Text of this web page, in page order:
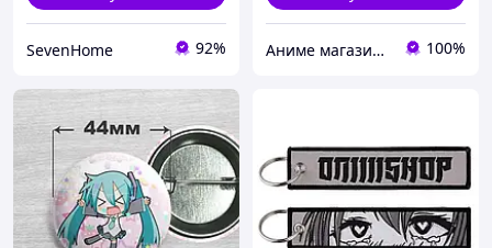
SevenHome 92% Аниме магазин Anikoneko 100%